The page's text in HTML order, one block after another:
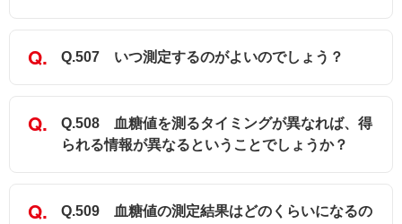
Q.507 いつ測定するのがよいのでしょう？
Q.508 血糖値を測るタイミングが異なれば、得
られる情報が異なるということでしょうか？
Q.509 血糖値の測定結果はどのくらいになるの